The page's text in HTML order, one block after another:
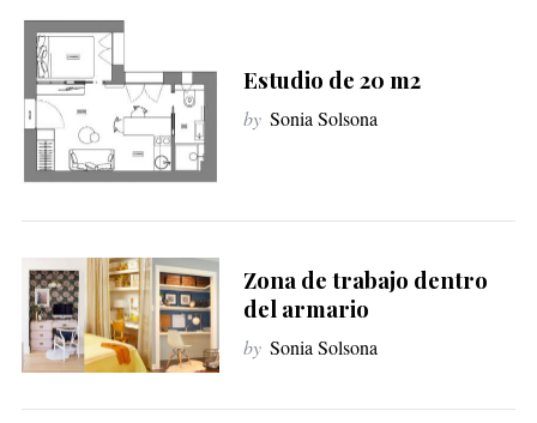
Estudio de 20 m2
by Sonia Solsona
Zona de trabajo dentro
del armario
by Sonia Solsona
c
f
r
: